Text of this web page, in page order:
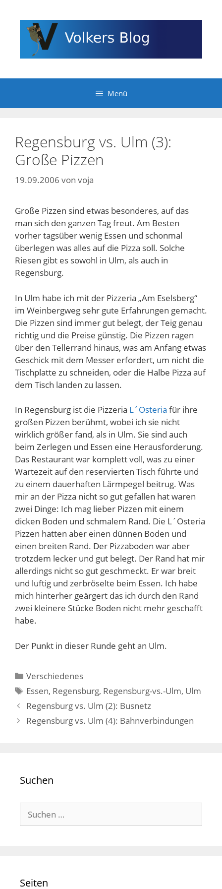
Inhalt
springen
Menü
Regensburg vs. Ulm (3):
Große Pizzen
19.09.2006 von voja
Große Pizzen sind etwas besonderes, auf das
man sich den ganzen Tag freut. Am Besten
vorher tagsüber wenig Essen und schonmal
überlegen was alles auf die Pizza soll. Solche
Riesen gibt es sowohl in Ulm, als auch in
Regensburg.
In Ulm habe ich mit der Pizzeria „Am Eselsberg“
im Weinbergweg sehr gute Erfahrungen gemacht.
Die Pizzen sind immer gut belegt, der Teig genau
richtig und die Preise günstig. Die Pizzen ragen
über den Tellerrand hinaus, was am Anfang etwas
Geschick mit dem Messer erfordert, um nicht die
Tischplatte zu schneiden, oder die Halbe Pizza auf
dem Tisch landen zu lassen.
In Regensburg ist die Pizzeria L´Osteria für ihre
großen Pizzen berühmt, wobei ich sie nicht
wirklich größer fand, als in Ulm. Sie sind auch
beim Zerlegen und Essen eine Herausforderung.
Das Restaurant war komplett voll, was zu einer
Wartezeit auf den reservierten Tisch führte und
zu einem dauerhaften Lärmpegel beitrug. Was
mir an der Pizza nicht so gut gefallen hat waren
zwei Dinge: Ich mag lieber Pizzen mit einem
dicken Boden und schmalem Rand. Die L´Osteria
Pizzen hatten aber einen dünnen Boden und
einen breiten Rand. Der Pizzaboden war aber
trotzdem lecker und gut belegt. Der Rand hat mir
allerdings nicht so gut geschmeckt. Er war breit
und luftig und zerbröselte beim Essen. Ich habe
mich hinterher geärgert das ich durch den Rand
zwei kleinere Stücke Boden nicht mehr geschafft
habe.
Der Punkt in dieser Runde geht an Ulm.
Kategorien
Verschiedenes
Schlagwörter
Essen, Regensburg, Regensburg-vs.-Ulm, Ulm
Regensburg vs. Ulm (2): Busnetz
Regensburg vs. Ulm (4): Bahnverbindungen
Suchen
nach:
Seiten